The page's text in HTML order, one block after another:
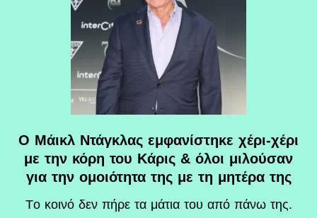
Ο Μάικλ Ντάγκλας εμφανίστηκε χέρι-χέρι
με την κόρη του Κάρις & όλοι μιλούσαν
για την ομοιότητα της με τη μητέρα της
Tο κοινό δεν πήρε τα μάτια του από πάνω της.